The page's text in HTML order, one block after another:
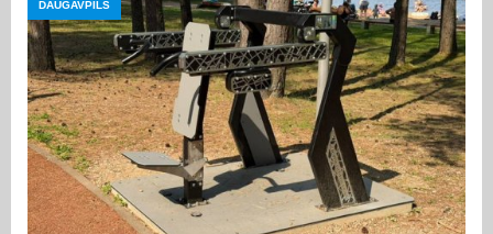
DAUGAVPILS